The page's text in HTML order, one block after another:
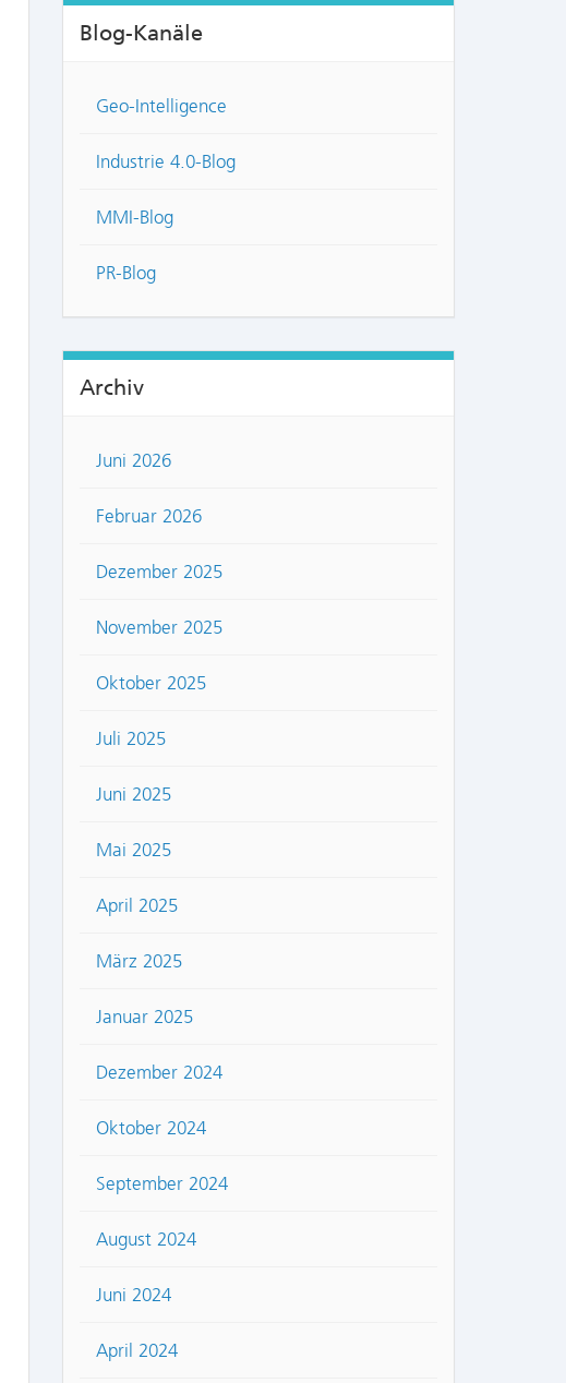
Blog-Kanäle
Geo-Intelligence
Industrie 4.0-Blog
MMI-Blog
PR-Blog
Archiv
Juni 2026
Februar 2026
Dezember 2025
November 2025
Oktober 2025
Juli 2025
Juni 2025
Mai 2025
April 2025
März 2025
Januar 2025
Dezember 2024
Oktober 2024
September 2024
August 2024
Juni 2024
April 2024